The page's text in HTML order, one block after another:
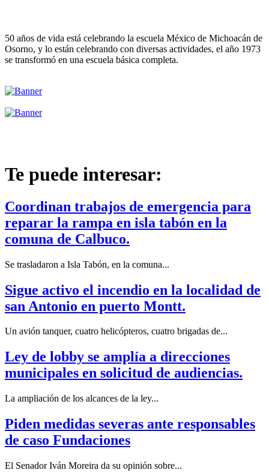
50 años de vida está celebrando la escuela México de Michoacán de
Osorno, y lo están celebrando con diversas actividades, el año 1973
se transformó en una escuela básica completa.
Te puede interesar:
Coordinan trabajos de emergencia para
reparar la rampa en isla tabón en la
comuna de Calbuco.
Se trasladaron a Isla Tabón, en la comuna...
Sigue activo el incendio en la localidad de
san Antonio en puerto Montt.
Un avión tanquer, cuatro helicópteros, cuatro brigadas de...
Ley de lobby se amplía a direcciones
municipales en solicitud de audiencias.
La ampliación de los alcances de la ley...
Piden medidas severas ante responsables
de caso Fundaciones
El Senador Iván Moreira da su opinión sobre...